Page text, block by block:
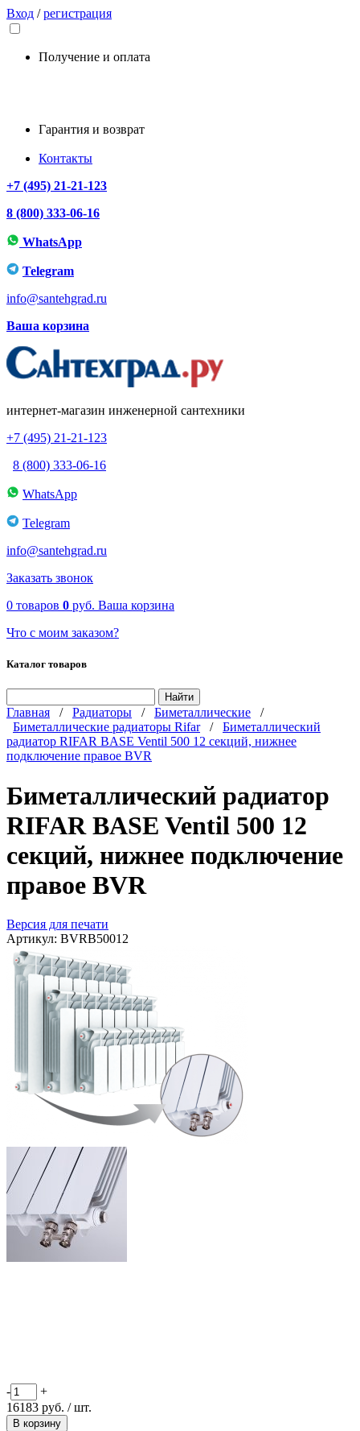
Вход /регистрация
Получение и оплата
Гарантия и возврат
Контакты
+7 (495) 21-21-123
8 (800) 333-06-16
WhatsApp
Telegram
info@santehgrad.ru
Ваша корзина
интернет-магазин инженерной сантехники
+7 (495) 21-21-123
8 (800) 333-06-16
WhatsApp
Telegram
info@santehgrad.ru
Заказать звонок
0 товаров 0 руб. Ваша корзина
Что с моим заказом?
Каталог товаров
Главная / Радиаторы / Биметаллические /
Биметаллические радиаторы Rifar/ Биметаллический
радиатор RIFAR BASE Ventil 500 12 секций, нижнее
подключение правое BVR
Биметаллический радиатор
RIFAR BASE Ventil 500 12
секций, нижнее подключение
правое BVR
Версия для печати
Артикул: BVRB50012
-
+
16183 руб. / шт.
В корзину